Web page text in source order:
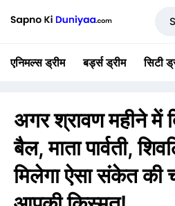
एनिमल्स ड्रीम बर्ड्स ड्रीम सिटी
अगर श्रावण महीने में
बैल, माता पार्वती,
मिलेगा ऐसा संकेत की